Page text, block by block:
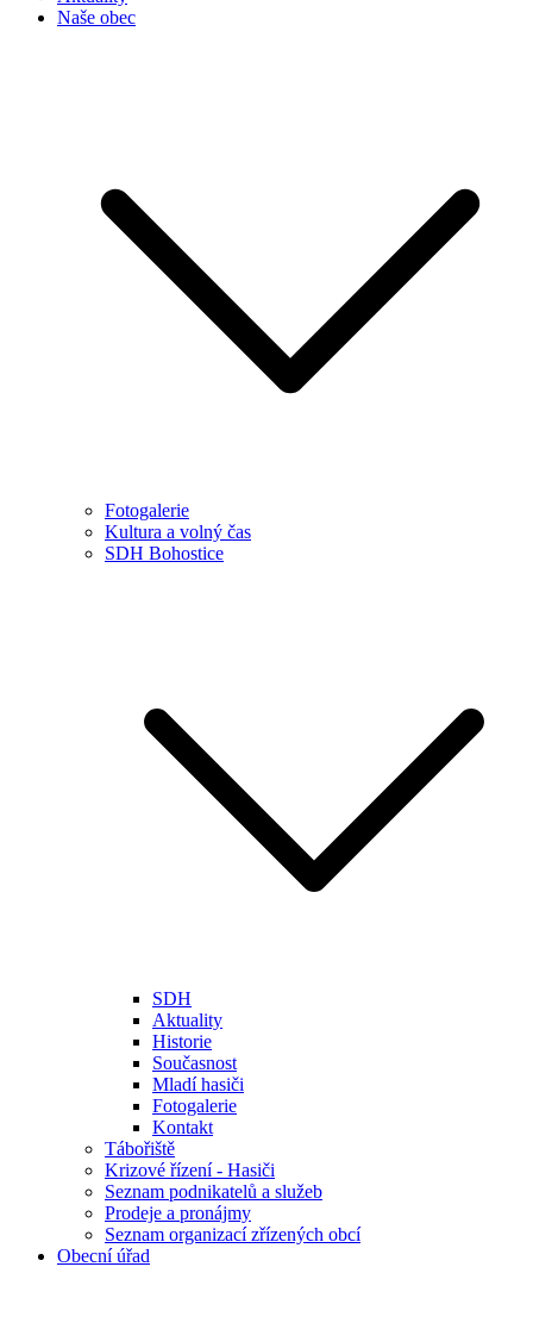
Naše obec
Fotogalerie
Kultura a volný čas
SDH Bohostice
SDH
Aktuality
Historie
Současnost
Mladí hasiči
Fotogalerie
Kontakt
Tábořiště
Krizové řízení - Hasiči
Seznam podnikatelů a služeb
Prodeje a pronájmy
Seznam organizací zřízených obcí
Obecní úřad